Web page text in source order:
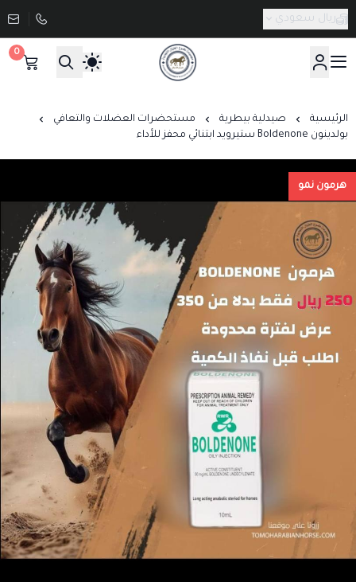
ريال سعودي
صيدلية طموح الخيال البيطرية
0
الرئيسية صيدلية بيطرية
مستحضرات العضلات والتعافي
بولدينون Boldenone ستيرويد ابتنائي محفز للأداء
هرمون نمو